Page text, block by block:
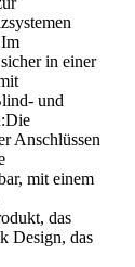
in einer
und
Anschlüssen
mit einem
das
Design, das